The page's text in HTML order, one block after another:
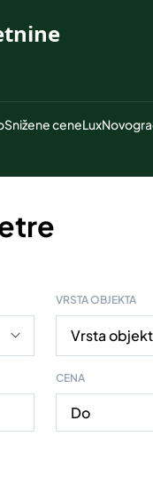
Snižene ceneLux
VRSTA OBJEKTA
CENA